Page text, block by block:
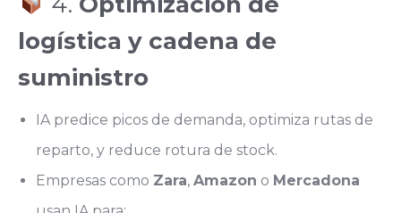
logística y cadena de
suministro
IA predice picos de demanda, optimiza rutas de
reparto, y reduce rotura de stock.
Empresas como Zara, Amazon o Mercadona